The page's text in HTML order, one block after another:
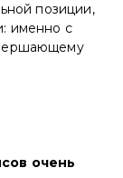
позиции,
именно с
очень